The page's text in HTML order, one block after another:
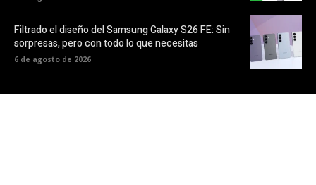
Filtrado el diseño del Samsung Galaxy S26 FE: Sin
sorpresas, pero con todo lo que necesitas
6 de agosto de 2026